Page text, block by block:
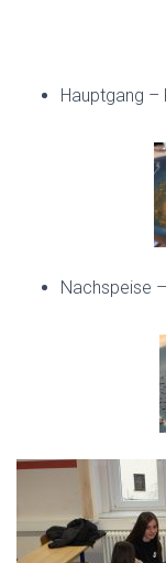
Hauptgang –
Nachspeise